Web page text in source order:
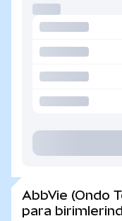
AbbVie (Ondo
para